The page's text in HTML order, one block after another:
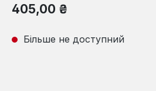
Звичайна ціна:
405,00 ₴
Більше не доступний